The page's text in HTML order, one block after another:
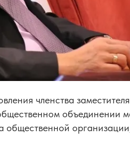
членства
объединении
общественной